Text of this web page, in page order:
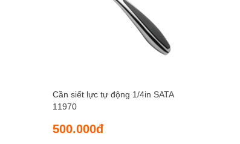
Cần siết lực tự động 1/4in SATA
11970
500.000đ